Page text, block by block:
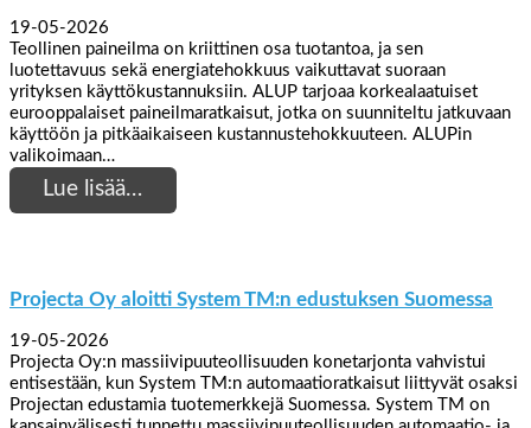
19-05-2026
Teollinen paineilma on kriittinen osa tuotantoa, ja sen
luotettavuus sekä energiatehokkuus vaikuttavat suoraan
yrityksen käyttökustannuksiin. ALUP tarjoaa korkealaatuiset
eurooppalaiset paineilmaratkaisut, jotka on suunniteltu jatkuvaan
käyttöön ja pitkäaikaiseen kustannustehokkuuteen. ALUPin
valikoimaan…
Lue lisää…
Projecta Oy aloitti System TM:n edustuksen Suomessa
19-05-2026
Projecta Oy:n massiivipuuteollisuuden konetarjonta vahvistui
entisestään, kun System TM:n automaatioratkaisut liittyvät osaksi
Projectan edustamia tuotemerkkejä Suomessa. System TM on